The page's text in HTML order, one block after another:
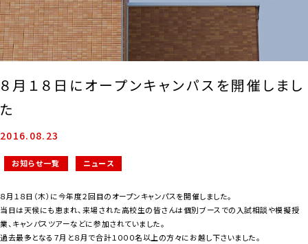
８月１８日にオープンキャンパスを開催しまし
た
2016.08.23
お知らせ一覧 ニュース
８月１８日（木）に今年度２回目のオープンキャンパスを開催しました。
当日は天候にも恵まれ、来場された高校生の皆さんは個別ブースでの入試相談や模擬授
業、キャンパスツアーなどに参加されていました。
過去最多となる７月と８月で合計１０００名以上の方々にお越し下さいました。